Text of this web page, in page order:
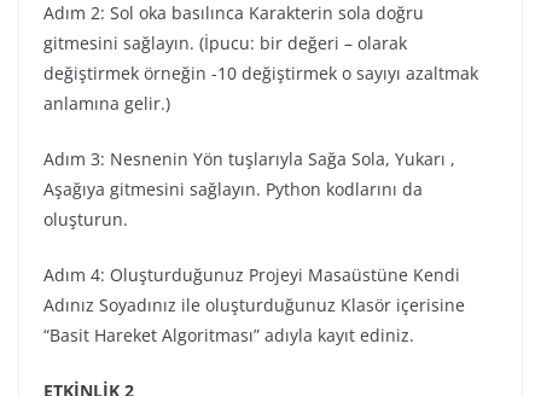
Adım 2: Sol oka basılınca Karakterin sola doğru
gitmesini sağlayın. (İpucu: bir değeri – olarak
değiştirmek örneğin -10 değiştirmek o sayıyı azaltmak
anlamına gelir.)
Adım 3: Nesnenin Yön tuşlarıyla Sağa Sola, Yukarı ,
Aşağıya gitmesini sağlayın. Python kodlarını da
oluşturun.
Adım 4: Oluşturduğunuz Projeyi Masaüstüne Kendi
Adınız Soyadınız ile oluşturduğunuz Klasör içerisine
“Basit Hareket Algoritması” adıyla kayıt ediniz.
ETKİNLİK 2